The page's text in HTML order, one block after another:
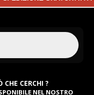
CERCHI ?
NEL NOSTRO